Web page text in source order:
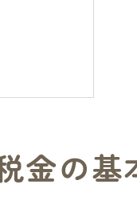
体例
金の基